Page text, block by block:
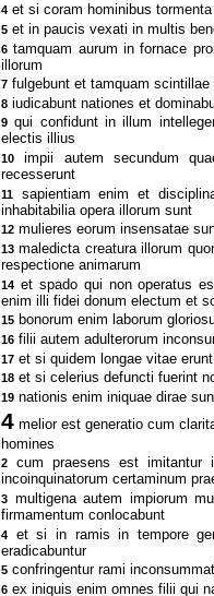
4 et si coram hominibus
5 et in paucis vexati in multis
6 tamquam aurum in fornace
illorum
7 fulgebunt et tamquam
8 iudicabunt nationes et
9 qui confidunt in illum
electis illius
10
impii autem secundum
recesserunt
11
sapientiam enim et
inhabitabilia opera illorum sunt
12 mulieres eorum insensatae
13 maledicta creatura illorum
respectione animarum
14 et spado qui non operatus
enim illi fidei donum electum et
15 bonorum enim laborum
16 filii autem adulterorum
17 et si quidem longae vitae
18 et si celerius defuncti fuerint
19 nationis enim iniquae dirae
4 melior est generatio cum
homines
2
cum praesens est imitantur
incoinquinatorum certaminum
3 multigena autem impiorum
firmamentum conlocabunt
4
et si in ramis in tempore
eradicabuntur
5 confringentur rami
6 ex iniquis enim omnes filii qui